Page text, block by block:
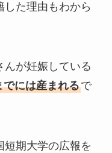
た理由もわから
んが妊娠している
には産まれるで
短期大学の広報を